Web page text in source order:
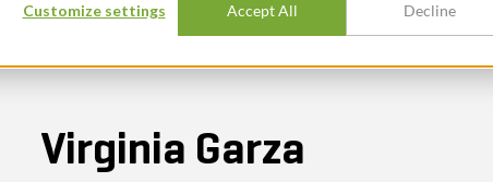
Customize settings Accept All Decline
Virginia Garza